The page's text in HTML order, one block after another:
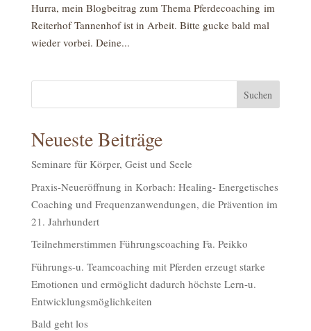
Hurra, mein Blogbeitrag zum Thema Pferdecoaching im
Reiterhof Tannenhof ist in Arbeit. Bitte gucke bald mal
wieder vorbei. Deine...
Neueste Beiträge
Seminare für Körper, Geist und Seele
Praxis-Neueröffnung in Korbach: Healing- Energetisches
Coaching und Frequenzanwendungen, die Prävention im
21. Jahrhundert
Teilnehmerstimmen Führungscoaching Fa. Peikko
Führungs-u. Teamcoaching mit Pferden erzeugt starke
Emotionen und ermöglicht dadurch höchste Lern-u.
Entwicklungsmöglichkeiten
Bald geht los